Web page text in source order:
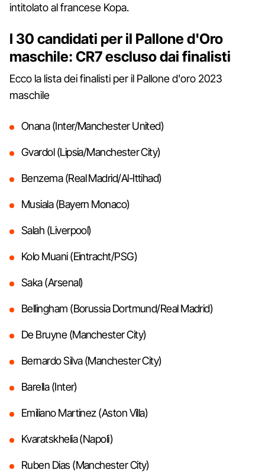
intitolato al francese Kopa.
I 30 candidati per il Pallone d'Oro
maschile: CR7 escluso dai finalisti
Ecco la lista dei finalisti per il Pallone d'oro 2023
maschile
Onana (Inter/Manchester United)
Gvardol (Lipsia/Manchester City)
Benzema (Real Madrid/Al-Ittihad)
Musiala (Bayern Monaco)
Salah (Liverpool)
Kolo Muani (Eintracht/PSG)
Saka (Arsenal)
Bellingham (Borussia Dortmund/Real Madrid)
De Bruyne (Manchester City)
Bernardo Silva (Manchester City)
Barella (Inter)
Emiliano Martinez (Aston Villa)
Kvaratskhelia (Napoli)
Ruben Dias (Manchester City)